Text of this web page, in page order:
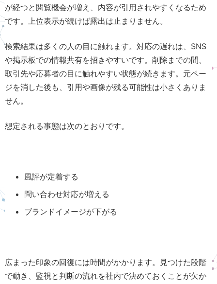
が経つと閲覧機会が増え、内容が引用されやすくなるため
です。上位表示が続けば露出は止まりません。
検索結果は多くの人の目に触れます。対応の遅れは、SNS
や掲示板での情報共有を招きやすいです。削除までの間、
取引先や応募者の目に触れやすい状態が続きます。元ペー
ジを消した後も、引用や画像が残る可能性は小さくありま
せん。
想定される事態は次のとおりです。
風評が定着する
問い合わせ対応が増える
ブランドイメージが下がる
広まった印象の回復には時間がかかります。見つけた段階
で動き、監視と判断の流れを社内で決めておくことが欠か